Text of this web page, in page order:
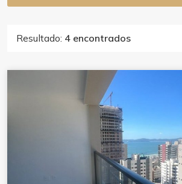
Resultado: 4 encontrados